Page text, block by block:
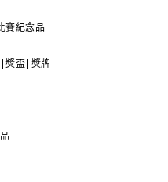
賽紀念品
獎盃|獎牌